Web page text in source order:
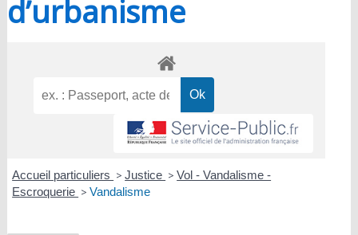
d’urbanisme
Accueil particuliers > Justice > Vol - Vandalisme -
Escroquerie > Vandalisme